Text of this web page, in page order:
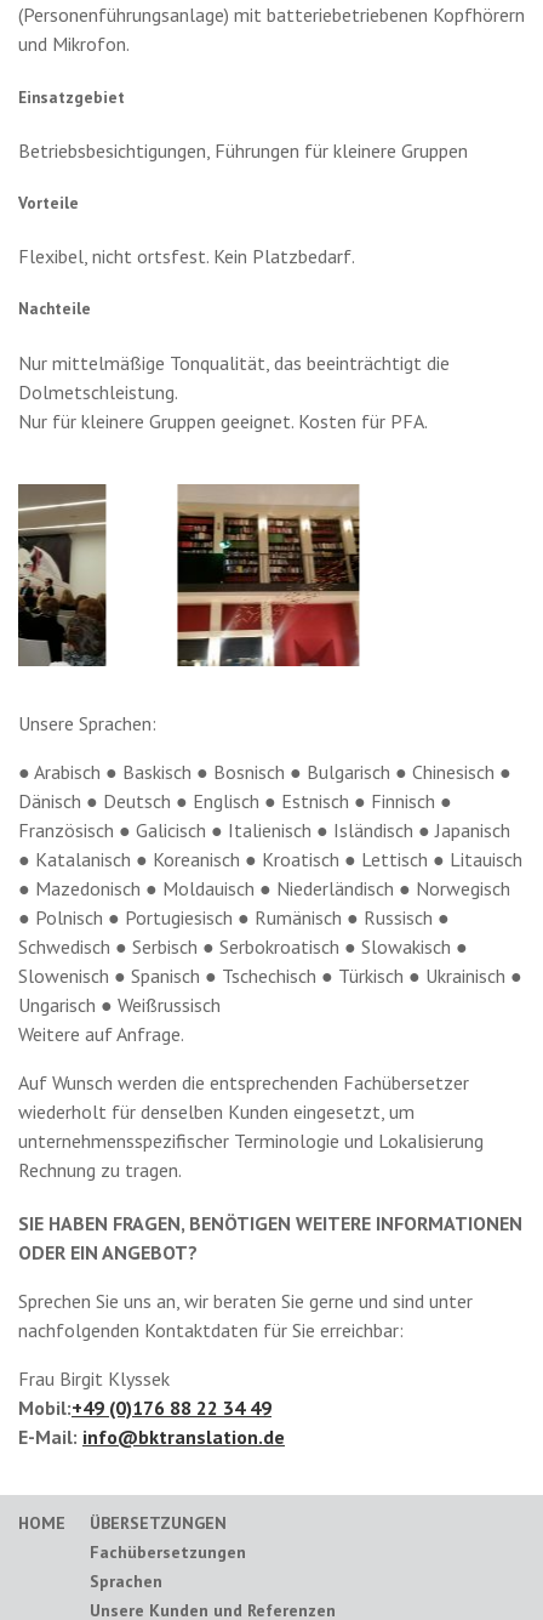
(Personenführungsanlage) mit batteriebetriebenen Kopfhörern
und Mikrofon.
Einsatzgebiet
Betriebsbesichtigungen, Führungen für kleinere Gruppen
Vorteile
Flexibel, nicht ortsfest. Kein Platzbedarf.
Nachteile
Nur mittelmäßige Tonqualität, das beeinträchtigt die
Dolmetschleistung.
Nur für kleinere Gruppen geeignet. Kosten für PFA.
Unsere Sprachen:
● Arabisch ● Baskisch ● Bosnisch ● Bulgarisch ● Chinesisch ●
Dänisch ● Deutsch ● Englisch ● Estnisch ● Finnisch ●
Französisch ● Galicisch ● Italienisch ● Isländisch ● Japanisch
● Katalanisch ● Koreanisch ● Kroatisch ● Lettisch ● Litauisch
● Mazedonisch ● Moldauisch ● Niederländisch ● Norwegisch
● Polnisch ● Portugiesisch ● Rumänisch ● Russisch ●
Schwedisch ● Serbisch ● Serbokroatisch ● Slowakisch ●
Slowenisch ● Spanisch ● Tschechisch ● Türkisch ● Ukrainisch ●
Ungarisch ● Weißrussisch
Weitere auf Anfrage.
Auf Wunsch werden die entsprechenden Fachübersetzer
wiederholt für denselben Kunden eingesetzt, um
unternehmensspezifischer Terminologie und Lokalisierung
Rechnung zu tragen.
SIE HABEN FRAGEN, BENÖTIGEN WEITERE INFORMATIONEN
ODER EIN ANGEBOT?
Sprechen Sie uns an, wir beraten Sie gerne und sind unter
nachfolgenden Kontaktdaten für Sie erreichbar:
Frau Birgit Klyssek
Mobil:+49 (0)176 88 22 34 49
E-Mail: info@bktranslation.de
HOME
ÜBERSETZUNGEN
Fachübersetzungen
Sprachen
Unsere Kunden und Referenzen